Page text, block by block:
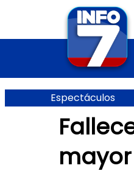
Espectáculos